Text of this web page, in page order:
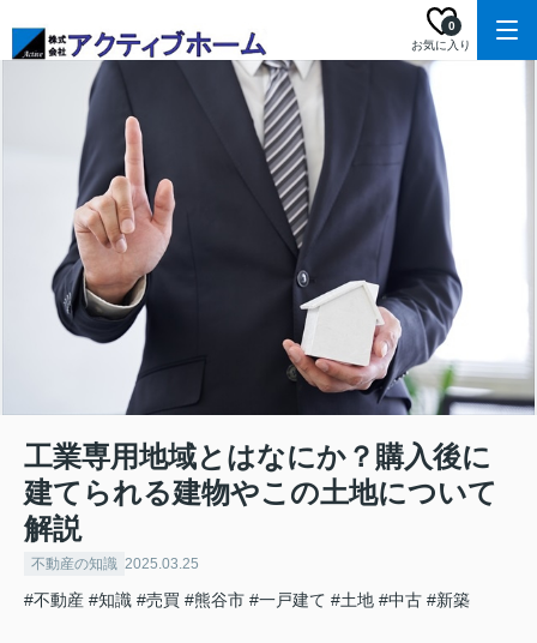
お気に入り
0
工業専用地域とはなにか？購入後に
建てられる建物やこの土地について
解説
不動産の知識 2025.03.25
#不動産 #知識 #売買 #熊谷市 #一戸建て #土地 #中古 #新築